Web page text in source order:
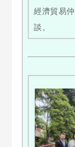
經濟貿易
談。